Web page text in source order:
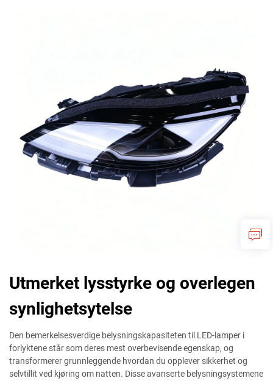
Utmerket lysstyrke og overlegen
synlighetsytelse
Den bemerkelsesverdige belysningskapasiteten til LED-lamper i
forlyktene står som deres mest overbevisende egenskap, og
transformerer grunnleggende hvordan du opplever sikkerhet og
selvtillit ved kjøring om natten. Disse avanserte belysningsystemene